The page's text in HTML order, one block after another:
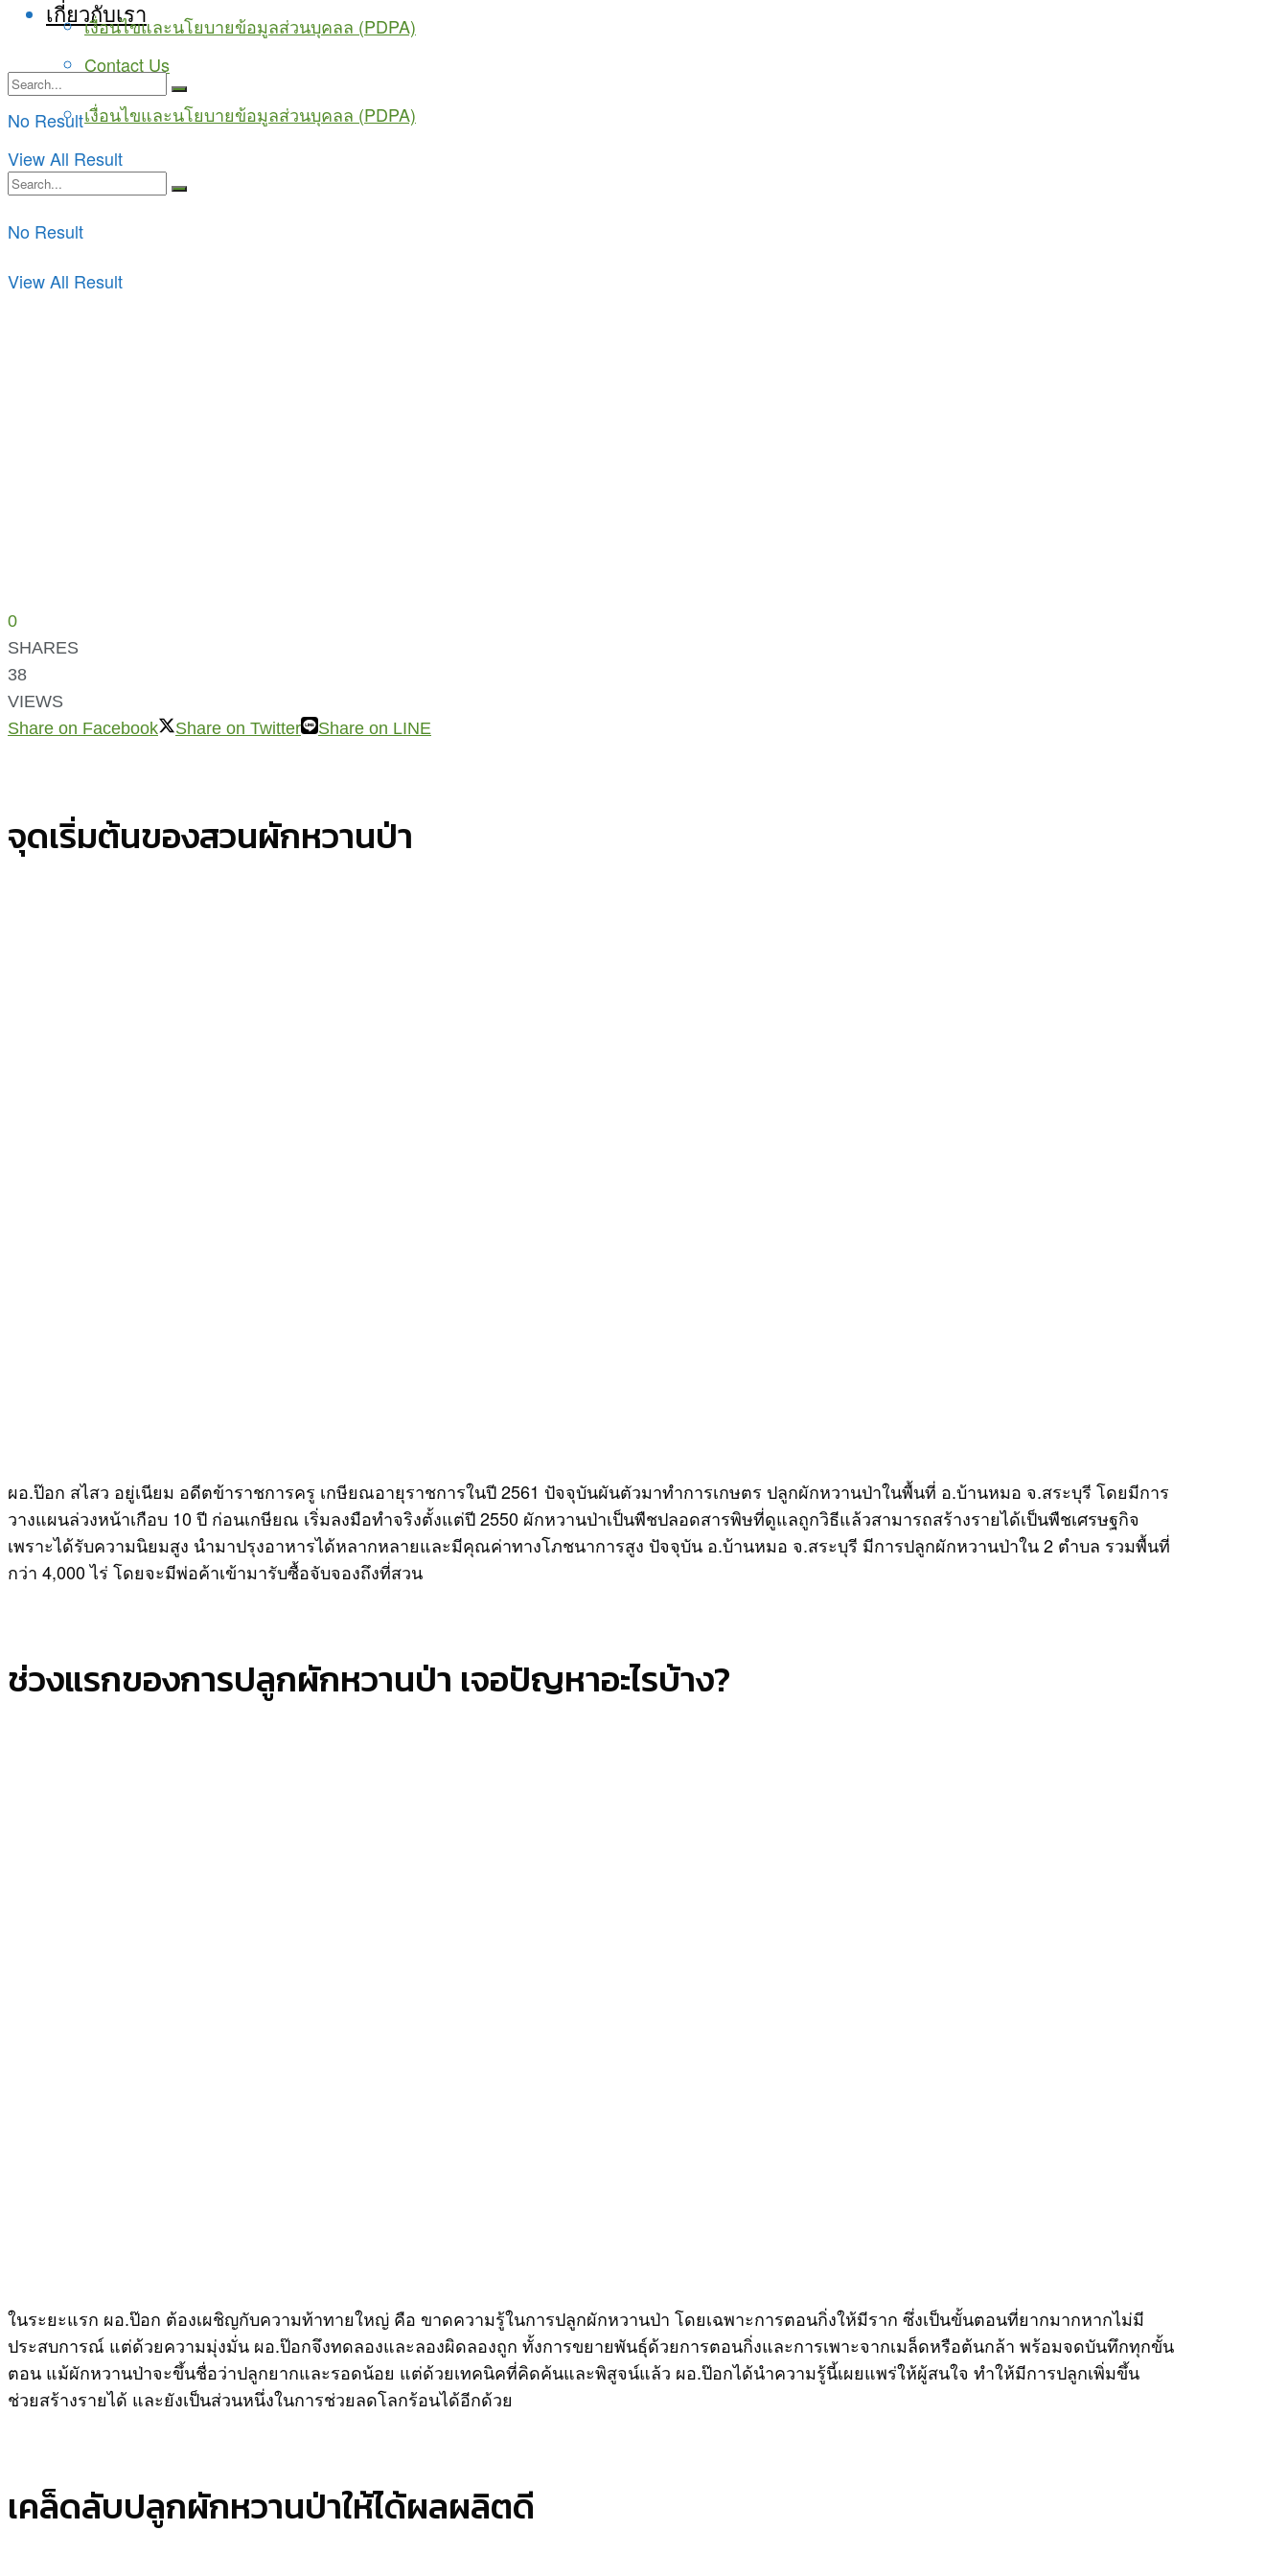
เกี่ยวกับเรา
Contact Us
เงื่อนไขและนโยบายข้อมูลส่วนบุคลล (PDPA)
No Result
View All Result
เงื่อนไขและนโยบายข้อมูลส่วนบุคลล (PDPA)
No Result
View All Result
0
SHARES
38
VIEWS
Share on Facebook
Share on Twitter Share on LINE
จุดเริ่มต้นของสวนผักหวานป่า
ผอ.ป๊อก สไสว อยู่เนียม อดีตข้าราชการครู เกษียณอายุราชการในปี 2561 ปัจจุบันผันตัวมาทำการเกษตร ปลูกผักหวานป่าในพื้นที่ อ.บ้านหมอ จ.สระบุรี โดยมีการ
วางแผนล่วงหน้าเกือบ 10 ปี ก่อนเกษียณ เริ่มลงมือทำจริงตั้งแต่ปี 2550 ผักหวานป่าเป็นพืชปลอดสารพิษที่ดูแลถูกวิธีแล้วสามารถสร้างรายได้เป็นพืชเศรษฐกิจ
เพราะได้รับความนิยมสูง นำมาปรุงอาหารได้หลากหลายและมีคุณค่าทางโภชนาการสูง ปัจจุบัน อ.บ้านหมอ จ.สระบุรี มีการปลูกผักหวานป่าใน 2 ตำบล รวมพื้นที่
กว่า 4,000 ไร่ โดยจะมีพ่อค้าเข้ามารับซื้อจับจองถึงที่สวน
ช่วงแรกของการปลูกผักหวานป่า เจอปัญหาอะไรบ้าง?
ในระยะแรก ผอ.ป๊อก ต้องเผชิญกับความท้าทายใหญ่ คือ ขาดความรู้ในการปลูกผักหวานป่า โดยเฉพาะการตอนกิ่งให้มีราก ซึ่งเป็นขั้นตอนที่ยากมากหากไม่มี
ประสบการณ์ แต่ด้วยความมุ่งมั่น ผอ.ป๊อกจึงทดลองและลองผิดลองถูก ทั้งการขยายพันธุ์ด้วยการตอนกิ่งและการเพาะจากเมล็ดหรือต้นกล้า พร้อมจดบันทึกทุกขั้น
ตอน แม้ผักหวานป่าจะขึ้นชื่อว่าปลูกยากและรอดน้อย แต่ด้วยเทคนิคที่คิดค้นและพิสูจน์แล้ว ผอ.ป๊อกได้นำความรู้นี้เผยแพร่ให้ผู้สนใจ ทำให้มีการปลูกเพิ่มขึ้น
ช่วยสร้างรายได้ และยังเป็นส่วนหนึ่งในการช่วยลดโลกร้อนได้อีกด้วย
เคล็ดลับปลูกผักหวานป่าให้ได้ผลผลิตดี